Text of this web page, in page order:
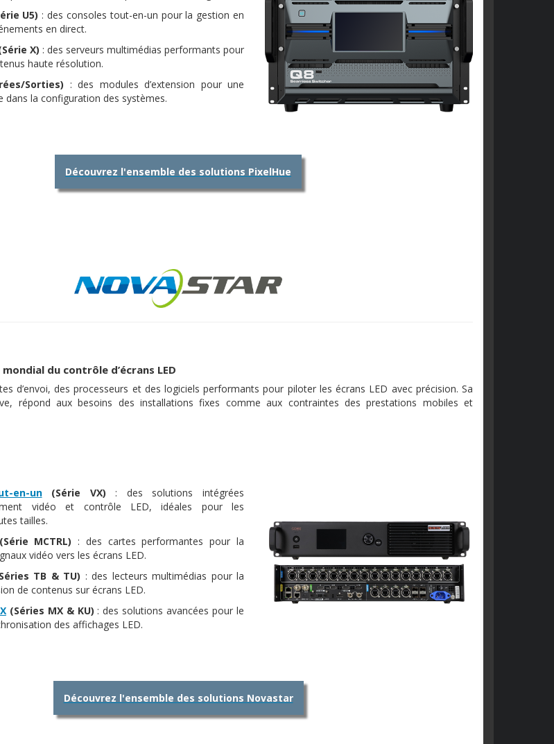
U5) : des consoles tout-en-un pour la gestion en
en direct.
X) : des serveurs multimédias performants pour
haute résolution.
Sorties) : des modules d’extension pour une
dans la configuration des systèmes.
Découvrez l'ensemble des solutions PixelHue
du contrôle d’écrans LED
d’envoi, des processeurs et des logiciels performants pour piloter les écrans LED avec précision. Sa
répond aux besoins des installations fixes comme aux contraintes des prestations mobiles et
en-un(Série VX) : des solutions intégrées
vidéo et contrôle LED, idéales pour les
tailles.
MCTRL) : des cartes performantes pour la
vidéo vers les écrans LED.
TB & TU) : des lecteurs multimédias pour la
de contenus sur écrans LED.
(Séries MX & KU) : des solutions avancées pour le
des affichages LED.​
Découvrez l'ensemble des solutions Novastar